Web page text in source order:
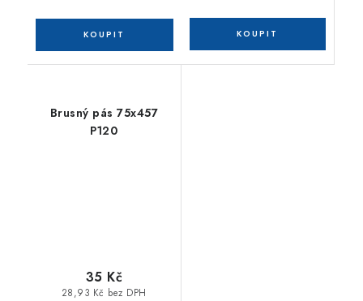
Brusný pás 75x457
P120
28,93 Kč bez DPH
35 Kč